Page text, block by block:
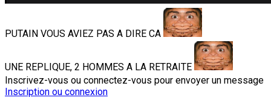
PUTAIN VOUS AVIEZ PAS A DIRE CA
UNE REPLIQUE, 2 HOMMES A LA RETRAITE
Inscrivez-vous ou connectez-vous pour envoyer un message
Inscription ou connexion